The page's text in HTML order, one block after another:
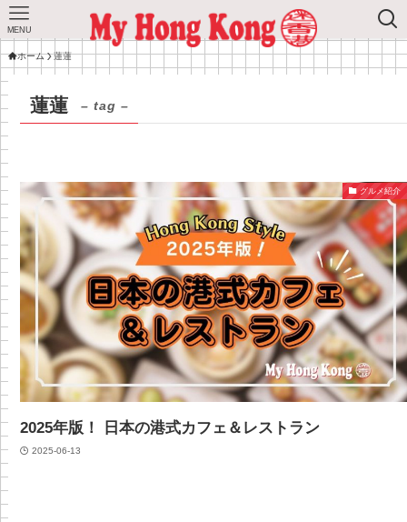
MENU
ホーム 蓮蓮
蓮蓮 – tag –
グルメ紹介
2025年版！ 日本の港式カフェ＆レストラン
2025-06-13